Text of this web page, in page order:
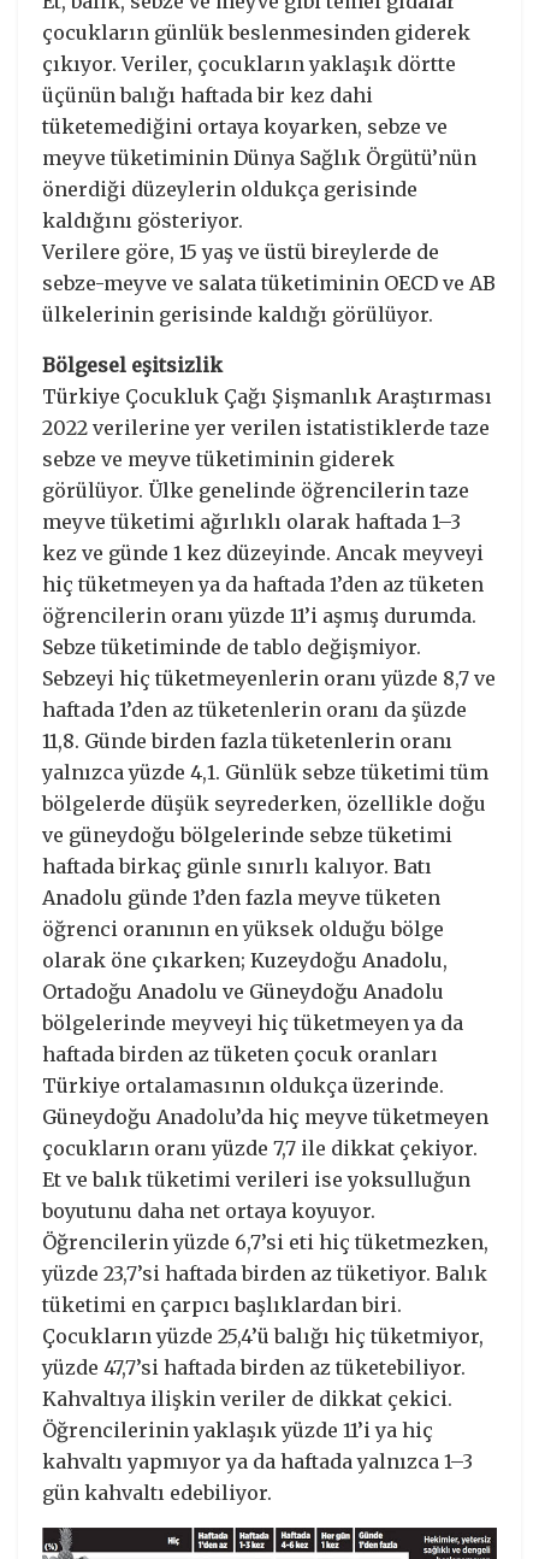
çocukların günlük beslenmesinden giderek
çıkıyor. Veriler, çocukların yaklaşık dörtte
üçünün balığı haftada bir kez dahi
tüketemediğini ortaya koyarken, sebze ve
meyve tüketiminin Dünya Sağlık Örgütü’nün
önerdiği düzeylerin oldukça gerisinde
kaldığını gösteriyor.
Verilere göre, 15 yaş ve üstü bireylerde de
sebze-meyve ve salata tüketiminin OECD ve AB
ülkelerinin gerisinde kaldığı görülüyor.
Bölgesel eşitsizlik
Türkiye Çocukluk Çağı Şişmanlık Araştırması
2022 verilerine yer verilen istatistiklerde taze
sebze ve meyve tüketiminin giderek
görülüyor. Ülke genelinde öğrencilerin taze
meyve tüketimi ağırlıklı olarak haftada 1–3
kez ve günde 1 kez düzeyinde. Ancak meyveyi
hiç tüketmeyen ya da haftada 1’den az tüketen
öğrencilerin oranı yüzde 11’i aşmış durumda.
Sebze tüketiminde de tablo değişmiyor.
Sebzeyi hiç tüketmeyenlerin oranı yüzde 8,7 ve
haftada 1’den az tüketenlerin oranı da şüzde
11,8. Günde birden fazla tüketenlerin oranı
yalnızca yüzde 4,1. Günlük sebze tüketimi tüm
bölgelerde düşük seyrederken, özellikle doğu
ve güneydoğu bölgelerinde sebze tüketimi
haftada birkaç günle sınırlı kalıyor. Batı
Anadolu günde 1’den fazla meyve tüketen
öğrenci oranının en yüksek olduğu bölge
olarak öne çıkarken; Kuzeydoğu Anadolu,
Ortadoğu Anadolu ve Güneydoğu Anadolu
bölgelerinde meyveyi hiç tüketmeyen ya da
haftada birden az tüketen çocuk oranları
Türkiye ortalamasının oldukça üzerinde.
Güneydoğu Anadolu’da hiç meyve tüketmeyen
çocukların oranı yüzde 7,7 ile dikkat çekiyor.
Et ve balık tüketimi verileri ise yoksulluğun
boyutunu daha net ortaya koyuyor.
Öğrencilerin yüzde 6,7’si eti hiç tüketmezken,
yüzde 23,7’si haftada birden az tüketiyor. Balık
tüketimi en çarpıcı başlıklardan biri.
Çocukların yüzde 25,4’ü balığı hiç tüketmiyor,
yüzde 47,7’si haftada birden az tüketebiliyor.
Kahvaltıya ilişkin veriler de dikkat çekici.
Öğrencilerinin yaklaşık yüzde 11’i ya hiç
kahvaltı yapmıyor ya da haftada yalnızca 1–3
gün kahvaltı edebiliyor.